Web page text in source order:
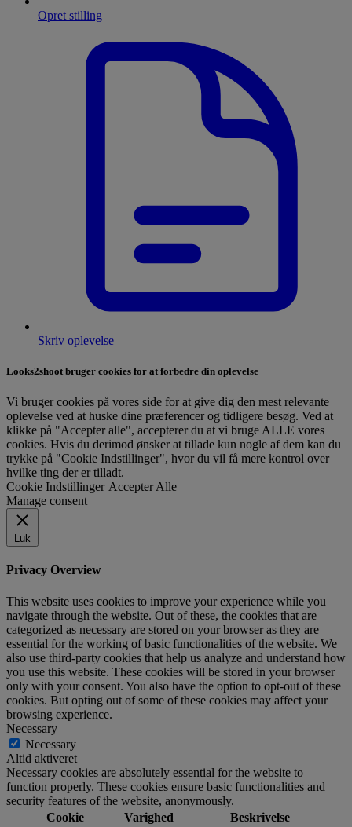
Opret stilling
Skriv oplevelse
Looks2shoot bruger cookies for at forbedre din oplevelse
Vi bruger cookies på vores side for at give dig den mest relevante
oplevelse ved at huske dine præferencer og tidligere besøg. Ved at
klikke på "Accepter alle", accepterer du at vi bruge ALLE vores
cookies. Hvis du derimod ønsker at tillade kun nogle af dem kan du
trykke på "Cookie Indstillinger", hvor du vil få mere kontrol over
hvilke ting der er tilladt.
Cookie Indstillinger Accepter Alle
Manage consent
Luk
Privacy Overview
This website uses cookies to improve your experience while you
navigate through the website. Out of these, the cookies that are
categorized as necessary are stored on your browser as they are
essential for the working of basic functionalities of the website. We
also use third-party cookies that help us analyze and understand how
you use this website. These cookies will be stored in your browser
only with your consent. You also have the option to opt-out of these
cookies. But opting out of some of these cookies may affect your
browsing experience.
Necessary
Necessary
Altid aktiveret
Necessary cookies are absolutely essential for the website to
function properly. These cookies ensure basic functionalities and
security features of the website, anonymously.
Cookie
Varighed Beskrivelse